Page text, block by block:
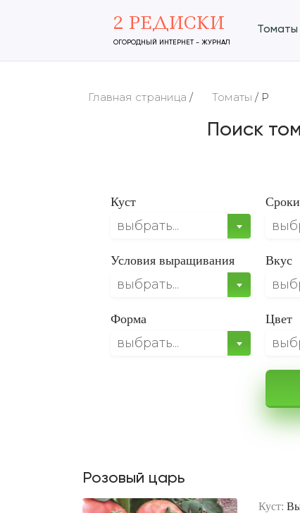
2 РЕДИСКИ
ОГОРОДНЫЙ ИНТЕРНЕТ - ЖУРНАЛ
Томаты
Главная страница / Томаты / Р
Поиск
Куст
выбрать...
Условия выращивания
выбрать...
Вкус
Форма
выбрать...
Цвет
Розовый царь
Куст: